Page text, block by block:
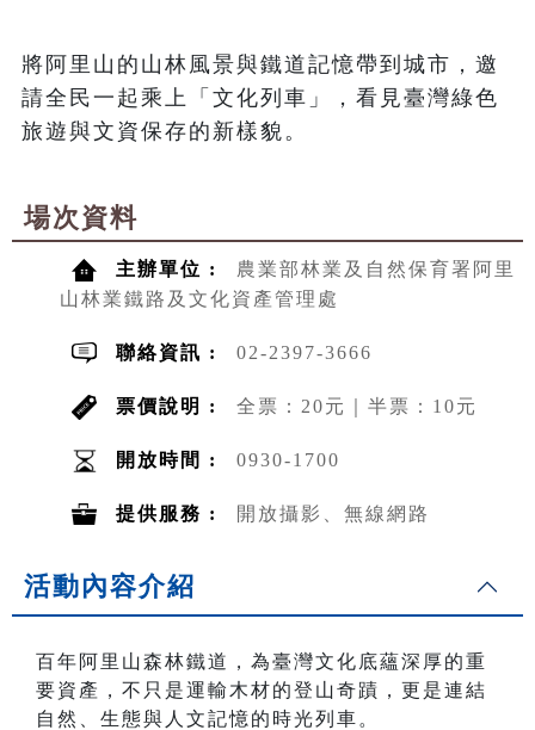
將阿里山的山林風景與鐵道記憶帶到城市，邀
請全民一起乘上「文化列車」，看見臺灣綠色
旅遊與文資保存的新樣貌。
場次資料
主辦單位 :
農業部林業及自然保育署阿里
山林業鐵路及文化資產管理處
聯絡資訊 : 02-2397-3666
票價說明 : 全票：20元｜半票：10元
開放時間 : 0930-1700
提供服務 : 開放攝影、無線網路
活動內容介紹
百年阿里山森林鐵道，為臺灣文化底蘊深厚的重
要資產，不只是運輸木材的登山奇蹟，更是連結
自然、生態與人文記憶的時光列車。